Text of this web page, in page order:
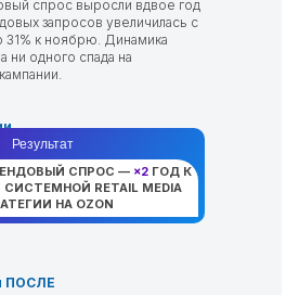
спрос выросли вдвое год
запросов увеличилась с
31% к ноябрю. Динамика
ни одного спада на
ПОСЛЕ
Результат
СПРОС — ×2ГОД К
RETAIL MEDIA
НА OZON